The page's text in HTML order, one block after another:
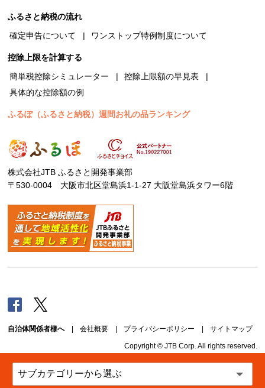
ふるさと納税の流れ
確定申告について
ワンストップ特例制度について
控除上限を計算する
簡単税控除シミュレーター
控除上限額の早見表
具体的な控除額の例
ふるぽ（ふるさと納税）週間お礼の品ランキング
株式会社JTB ふるさと開発事業部
〒530-0004 大阪市北区堂島浜1-1-27 大阪堂島浜タワー6階
Facebook
自治体関係者様へ| 会社概要 | プライバシーポリシー | サイトマップ
Copyright © JTB Corp. All rights reserved.